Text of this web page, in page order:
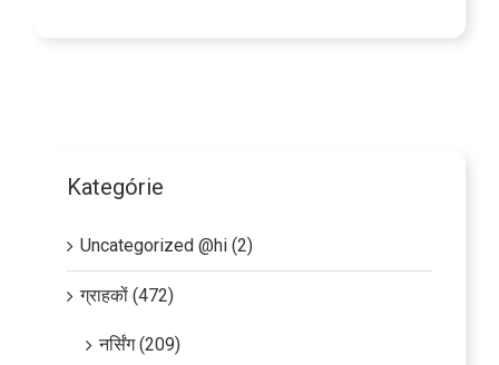
Kategórie
Uncategorized @hi (2)
ग्राहकों (472)
नर्सिंग (209)